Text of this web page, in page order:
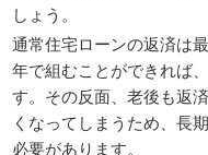
しょう。
通常住宅ローンの返済は
年で組むことができれば
す。その反面、老後も返
くなってしまうため、長
必要があります。